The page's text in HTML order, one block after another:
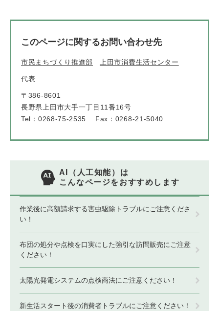
このページに関するお問い合わせ先
市民まちづくり推進部 上田市消費生活センター
代表
〒386-8601
長野県上田市大手一丁目11番16号
Tel：0268-75-2535
Fax：0268-21-5040
AI（人工知能）は
こんなページをおすすめします
作業後に高額請求する害虫駆除トラブルにご注意くださ
い！
布団の処分や点検を口実にした強引な訪問販売にご注意
ください！
太陽光発電システムの点検商法にご注意ください！
新生活スタート後の消費者トラブルにご注意ください！